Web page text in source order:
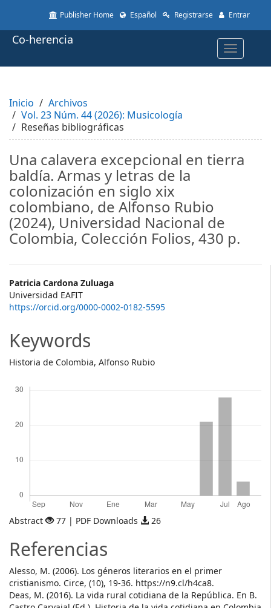
to
page
Main
Content
Sidebar
Publisher Home Español Registrarse Entrar
Toggle
Co-herencia
Inicio
Archivos
Vol. 23 Núm. 44 (2026): Musicología
Reseñas bibliográficas
Una calavera excepcional en tierra
baldía. Armas y letras de la
colonización en siglo xix
colombiano, de Alfonso Rubio
(2024), Universidad Nacional de
Colombia, Colección Folios, 430 p.
Main
Article
Patricia Cardona Zuluaga
Universidad EAFIT
https://orcid.org/0000-0002-0182-5595
Keywords
Historia de Colombia, Alfonso Rubio
Abstract 77 | PDF Downloads 26
Referencias
Alesso, M. (2006). Los géneros literarios en el primer
cristianismo. Circe, (10), 19-36. https://n9.cl/h4ca8.
Deas, M. (2016). La vida rural cotidiana de la República. En B.